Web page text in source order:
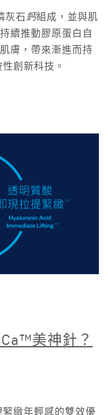
灰石 鈣組成，並與肌
續推動膠原蛋白自
膚，帶來漸進而持
創新科技。
美神針？
緻年輕感的雙效優